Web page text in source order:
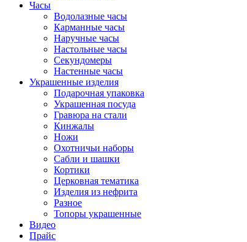
Часы
Водолазные часы
Карманные часы
Наручные часы
Настольные часы
Секундомеры
Настенные часы
Украшенные изделия
Подарочная упаковка
Украшенная посуда
Гравюра на стали
Кинжалы
Ножи
Охотничьи наборы
Сабли и шашки
Кортики
Церковная тематика
Изделия из нефрита
Разное
Топоры украшенные
Видео
Прайс